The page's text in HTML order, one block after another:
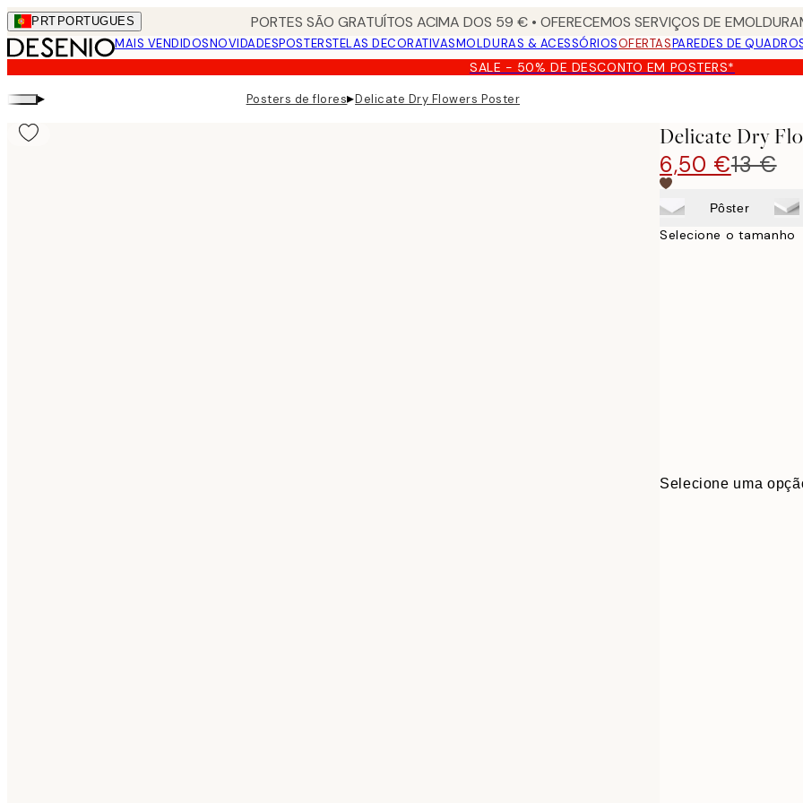
Skip
to
main
content.
PRT PORTUGUES PORTES SÃO GRATUÍTOS ACIMA DOS 59 € • OFERECEMOS SERVIÇOS DE
MAIS VENDIDOSNOVIDADESPOSTERSTELAS DECORATIVASMOLDURAS & ACESSÓRIOSOFERTASPAREDES DE
SALE - 50% DE DESCONTO EM POSTERS*
▸ Posters de flores▸Delicate Dry Flowers Poster
Delicate Dry
6,50 €13 €
Pôster
Selecione o tamanho
Selecione uma